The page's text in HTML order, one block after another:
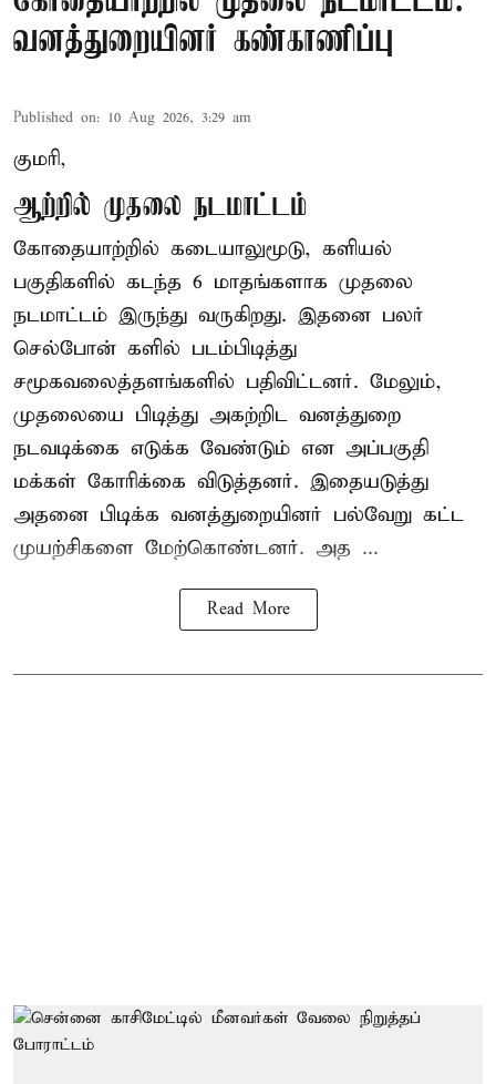
வனத்துறையினர் கண்காணிப்பு
Published on: 10 Aug 2026, 3:29 am
குமரி,
ஆற்றில் முதலை நடமாட்டம்
கோதையாற்றில் கடையாலுமூடு, களியல்
பகுதிகளில் கடந்த 6 மாதங்களாக முதலை
நடமாட்டம் இருந்து வருகிறது. இதனை பலர்
செல்போன் களில் படம்பிடித்து
சமூகவலைத்தளங்களில் பதிவிட்டனர். மேலும்,
முதலையை பிடித்து அகற்றிட வனத்துறை
நடவடிக்கை எடுக்க வேண்டும் என அப்பகுதி
மக்கள் கோரிக்கை விடுத்தனர். இதையடுத்து
அதனை பிடிக்க வனத்துறையினர் பல்வேறு கட்ட
முயற்சிகளை மேற்கொண்டனர். அத ...
Read More